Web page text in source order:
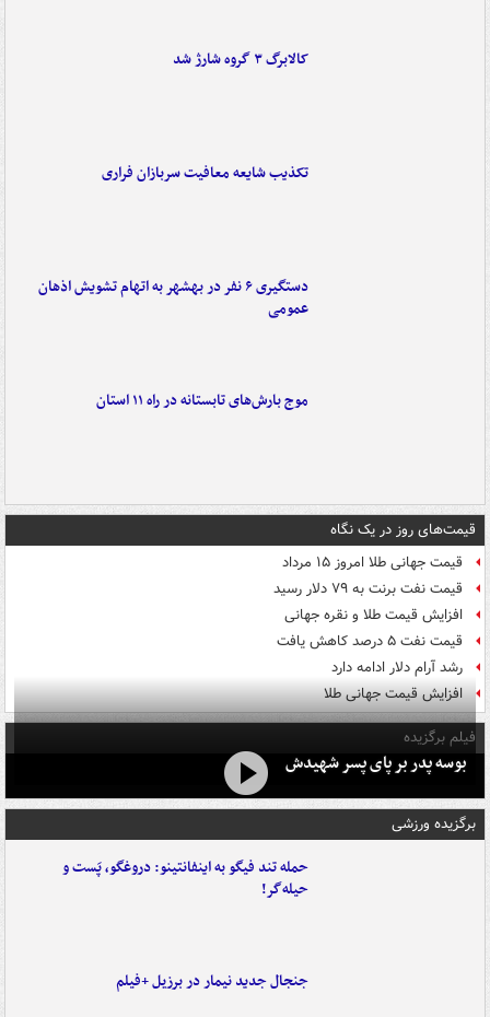
کالابرگ ۳ گروه شارژ شد
تکذیب شایعه معافیت سربازان فراری
دستگیری ۶ نفر در بهشهر به اتهام تشویش اذهان
عمومی
موج بارش‌های تابستانه در راه ۱۱ استان
قیمت‌های روز در یک نگاه
قیمت جهانی طلا امروز ۱۵ مرداد
قیمت نفت برنت به ۷۹ دلار رسید
افزایش قیمت طلا و نقره جهانی
قیمت نفت ۵ درصد کاهش یافت
رشد آرام دلار ادامه دارد
افزایش قیمت جهانی طلا
فیلم برگزیده
بوسه‌ پدر بر پای پسر شهیدش
برگزیده ورزشی
حمله تند فیگو به اینفانتینو: دروغگو، پَست‌ و
حیله‌گر!
جنجال جدید نیمار در برزیل +فیلم